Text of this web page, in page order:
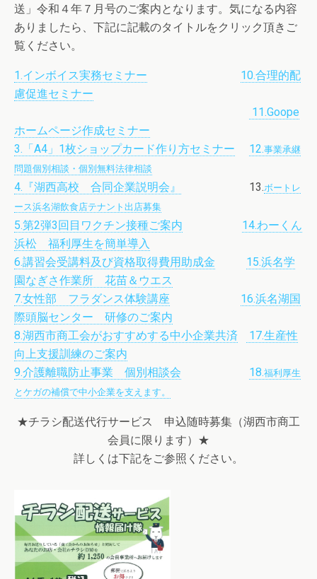
送」令和４年７月号のご案内となります。気になる内容
ありましたら、下記に記載のタイトルをクリック頂きご
覧ください。
1.インボイス実務セミナー
10.合理的配
慮促進セミナー
11.Goope
ホームページ作成セミナー
3.「A4」1枚ショップカード作り方セミナー
12.事業承継
問題個別相談・個別無料法律相談
4.『湖西高校 合同企業説明会』 13.ボートレ
ース浜名湖飲食店テナント出店募集
5.第2弾3回目ワクチン接種ご案内
14.わーくん
浜松 福利厚生を簡単導入
6.講習会受講料及び資格取得費用助成金
15.浜名学
園なぎさ作業所 花苗＆ウエス
7.女性部 フラダンス体験講座
16.浜名湖国
際頭脳センター 研修のご案内
8.湖西市商工会がおすすめする中小企業共済
17.生産性
向上支援訓練のご案内
9.介護離職防止事業 個別相談会
18.福利厚生
とケガの補償で中小企業を支えます。
★チラシ配送代行サービス 申込随時募集（湖西市商工
会員に限ります）★
詳しくは下記をご参照ください。